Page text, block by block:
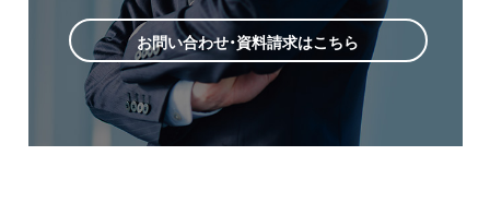
お問い合わせ・資料請求はこちら